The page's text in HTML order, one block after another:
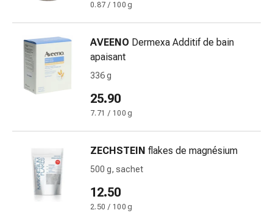
pansement
Brûlures
coups
soleil
pansements
Pansements
Traitement
0.87 / 100 g
AVEENO Dermexa Additif de bain
apaisant
336 g
25.90
7.71 / 100 g
ZECHSTEIN flakes de magnésium
500 g, sachet
12.50
2.50 / 100 g